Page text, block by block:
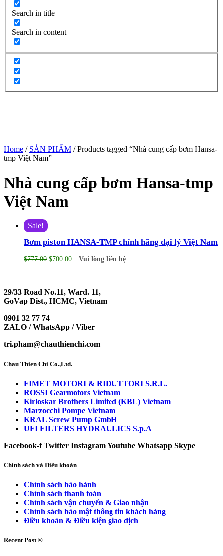
Search in title
Search in content
Home / SẢN PHẨM / Products tagged “Nhà cung cấp bơm Hansa-
tmp Việt Nam”
Nhà cung cấp bơm Hansa-tmp
Việt Nam
Sale!
Bơm piston HANSA-TMP chính hãng đại lý Việt Nam
$777.00 $700.00 Vui lòng liên hệ
29/33 Road No.11, Ward. 11,
GoVap Dist., HCMC, Vietnam
0901 32 77 74
ZALO / WhatsApp / Viber
tri.pham@chauthienchi.com
Chau Thien Chi Co.,Ltd.
FIMET MOTORI & RIDUTTORI S.R.L.
ROSSI Gearmotors Vietnam
Kirloskar Brothers Limited (KBL) Vietnam
Marzocchi Pompe Vietnam
KRAL Screw Pump GmbH
UFI FILTERS HYDRAULICS S.p.A
Facebook-f Twitter InstagramYoutube Whatsapp Skype
Chính sách và Điều khoản
Chính sách bảo hành
Chính sách thanh toán
Chính sách vận chuyển & Giao nhận
Chính sách bảo mật thông tin khách hàng
Điều khoản & Điều kiện giao dịch
Recent Post ®